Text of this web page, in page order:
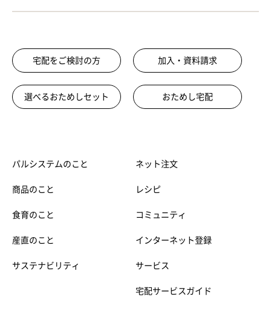
宅配をご検討の方 加入・資料請求
選べるおためしセット おためし宅配
パルシステムのこと
商品のこと
食育のこと
産直のこと
サステナビリティ
ネット注文
レシピ
コミュニティ
インターネット登録
サービス
宅配サービスガイド